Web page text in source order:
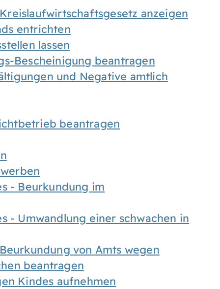
anzeigen
entrichten
lassen
Bescheinigung beantragen
und Negative amtlich
beantragen
- Beurkundung im
- Umwandlung einer schwachen in
von Amts wegen
beantragen
Kindes aufnehmen